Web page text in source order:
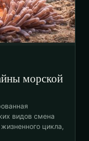
морской
видов смена
цикла,